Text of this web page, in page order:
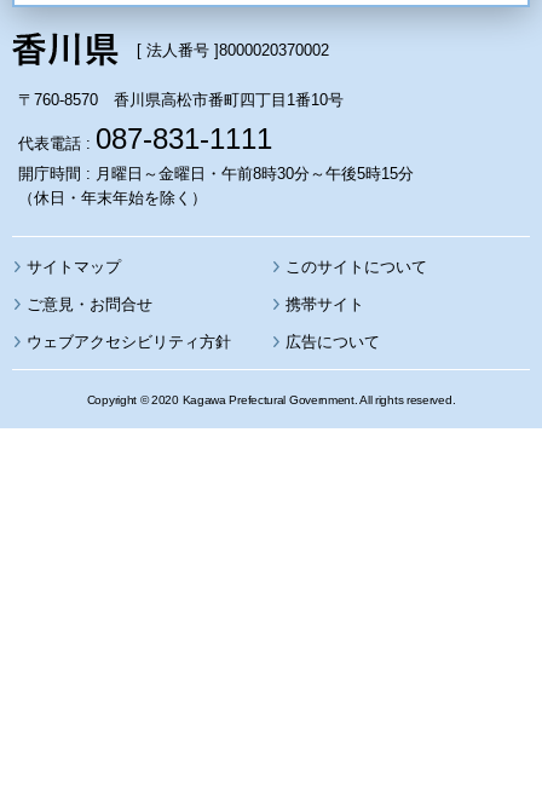
[ 法人番号 ]8000020370002
〒760-8570 香川県高松市番町四丁目1番10号
代表電話 : 087-831-1111
開庁時間 : 月曜日～金曜日・午前8時30分～午後5時15分
（休日・年末年始を除く）
サイトマップ このサイトについて
携帯サイト
ウェブアクセシビリティ方針 広告について
Copyright © 2020 Kagawa Prefectural Government. All rights reserved.